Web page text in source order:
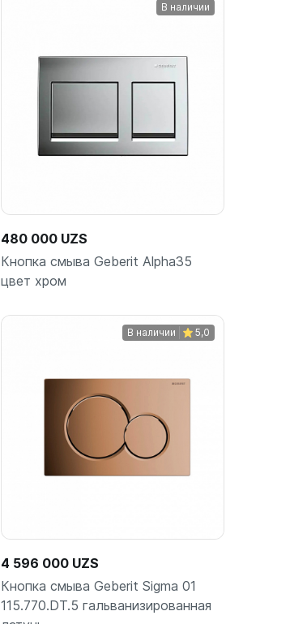
В корзину
В наличии
шт В корзину
480 000 UZS
Кнопка смыва Geberit Alpha35
цвет хром
В наличии 5,0
4 596 000 UZS
Кнопка смыва Geberit Sigma 01
115.770.DT.5 гальванизированная